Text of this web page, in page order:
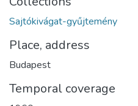
Sajtókivágat-gyűjtemény
Place, address
Budapest
Temporal coverage